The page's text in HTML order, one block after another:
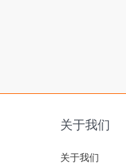
关于我们
关于我们